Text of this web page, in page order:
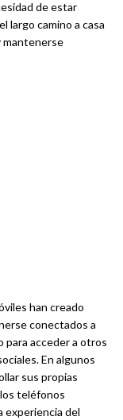
de estar
largo camino a casa
mantenerse
han creado
conectados a
para acceder a otros
En algunos
sus propias
teléfonos
experiencia del